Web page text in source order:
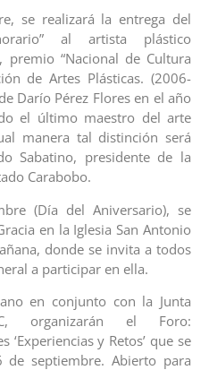
se realizará la entrega del
al artista plástico
premio “Nacional de Cultura
de Artes Plásticas. (2006-
Darío Pérez Flores en el año
el último maestro del arte
manera tal distinción será
Sabatino, presidente de la
Carabobo.
(Día del Aniversario), se
en la Iglesia San Antonio
donde se invita a todos
a participar en ella.
en conjunto con la Junta
organizarán el Foro:
y Retos’ que se
septiembre. Abierto para